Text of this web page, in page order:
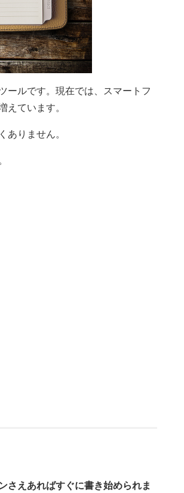
ールです。現在では、スマートフ
えています。
ありません。
さえあればすぐに書き始められま